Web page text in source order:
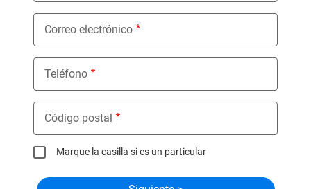
Correo electrónico
Teléfono
Código postal
Marque la casilla si es un particular